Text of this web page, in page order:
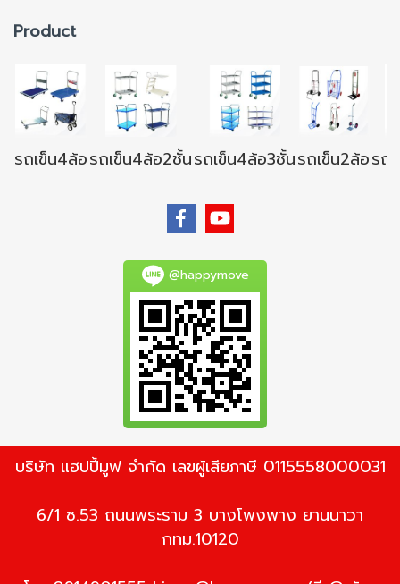
Product
รถเข็น4ล้อรถเข็น4ล้อ2ชั้นรถเข็น4ล้อ3ชั้นรถเข็น2ล้อรถ
@happymove
บริษัท แฮปปี้มูฟ จำกัด เลขผู้เสียภาษี 0115558000031
6/1 ซ.53 ถนนพระราม 3 บางโพงพาง ยานนาวา
กทม.10120